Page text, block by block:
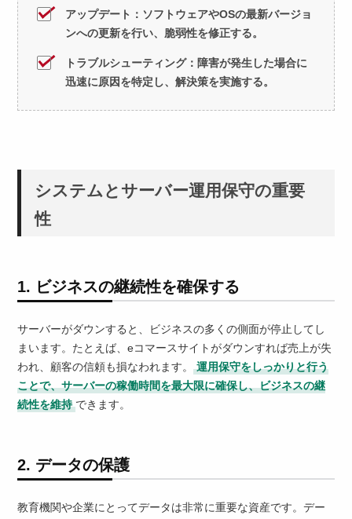
アップデート：ソフトウェアやOSの最新バージョ
ンへの更新を行い、脆弱性を修正する。
トラブルシューティング：障害が発生した場合に
迅速に原因を特定し、解決策を実施する。
システムとサーバー運用保守の重要
性
1. ビジネスの継続性を確保する
サーバーがダウンすると、ビジネスの多くの側面が停止してし
まいます。たとえば、eコマースサイトがダウンすれば売上が失
われ、顧客の信頼も損なわれます。 運用保守をしっかりと行う
ことで、サーバーの稼働時間を最大限に確保し、ビジネスの継
続性を維持 できます。
2. データの保護
教育機関や企業にとってデータは非常に重要な資産です。デー